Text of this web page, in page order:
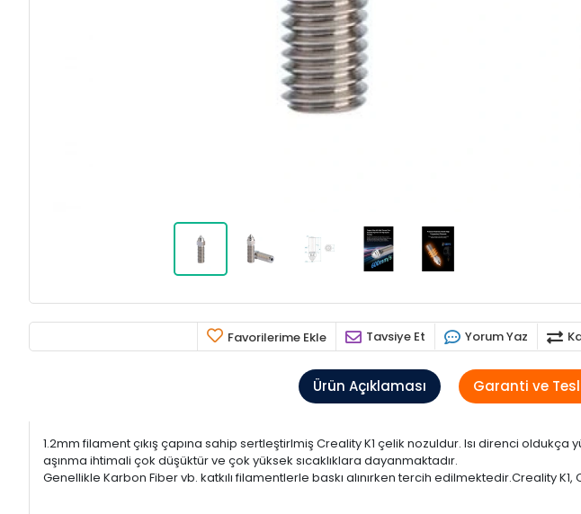
Favorilerime Ekle Tavsiye Et Yorum Yaz
Ürün Açıklaması Garanti ve
1.2mm filament çıkış çapına sahip sertleştirlmiş Creality K1 çelik nozuldur. Isı direnci
aşınma ihtimali çok düşüktür ve çok yüksek sıcaklıklara dayanmaktadır.
Genellikle Karbon Fiber vb. katkılı filamentlerle baskı alınırken tercih edilmektedir.Creality